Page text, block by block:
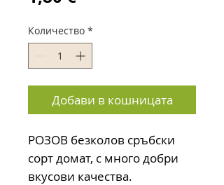
Количество *
Добави в кошницата
РОЗОВ безколов сръбски
сорт домат, с много добри
вкусови качества.